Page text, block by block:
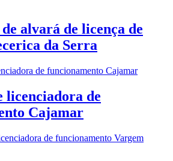
alvará de licença de
da Serra
licenciadora de
Cajamar